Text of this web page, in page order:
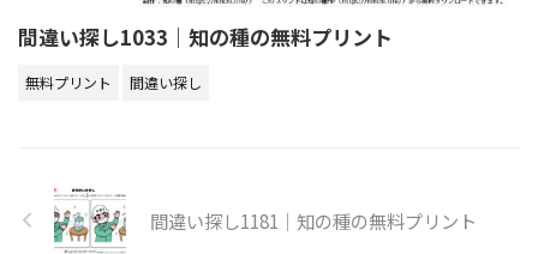
間違い探し1033｜知の種の無料プリント
無料プリント 間違い探し
間違い探し1181｜知の種の無料プリント